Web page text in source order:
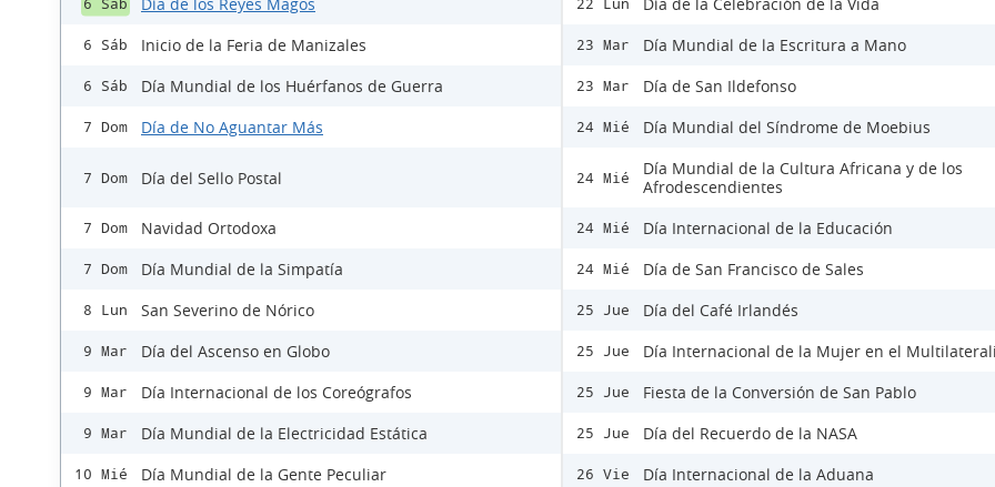
6 Sáb Día de los Reyes Magos
6 Sáb Inicio de la Feria de Manizales
6 Sáb Día Mundial de los Huérfanos de Guerra
7 Dom Día de No Aguantar Más
7 Dom Día del Sello Postal
7 Dom Navidad Ortodoxa
7 Dom Día Mundial de la Simpatía
8 Lun San Severino de Nórico
9 Mar Día del Ascenso en Globo
9 Mar Día Internacional de los Coreógrafos
9 Mar Día Mundial de la Electricidad Estática
10 Mié Día Mundial de la Gente Peculiar
22 Lun Día de la Celebración de la Vida
23 Mar Día Mundial de la Escritura a Mano
23 Mar Día de San Ildefonso
24 Mié Día Mundial del Síndrome de Moebius
24 Mié
Día Mundial de la Cultura Africana y de los
Afrodescendientes
24 Mié Día Internacional de la Educación
24 Mié Día de San Francisco de Sales
25 Jue Día del Café Irlandés
25 Jue Día Internacional de la Mujer en el
25 Jue Fiesta de la Conversión de San Pablo
25 Jue Día del Recuerdo de la NASA
26 Vie Día Internacional de la Aduana